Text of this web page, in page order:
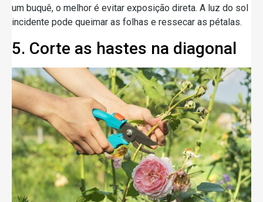
um buquê, o melhor é evitar exposição direta. A luz do sol
incidente pode queimar as folhas e ressecar as pétalas.
5. Corte as hastes na diagonal